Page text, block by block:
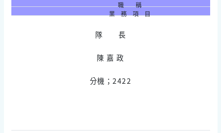
職 稱
業 務 項 目
隊 長
陳 嘉 政
分機；2422